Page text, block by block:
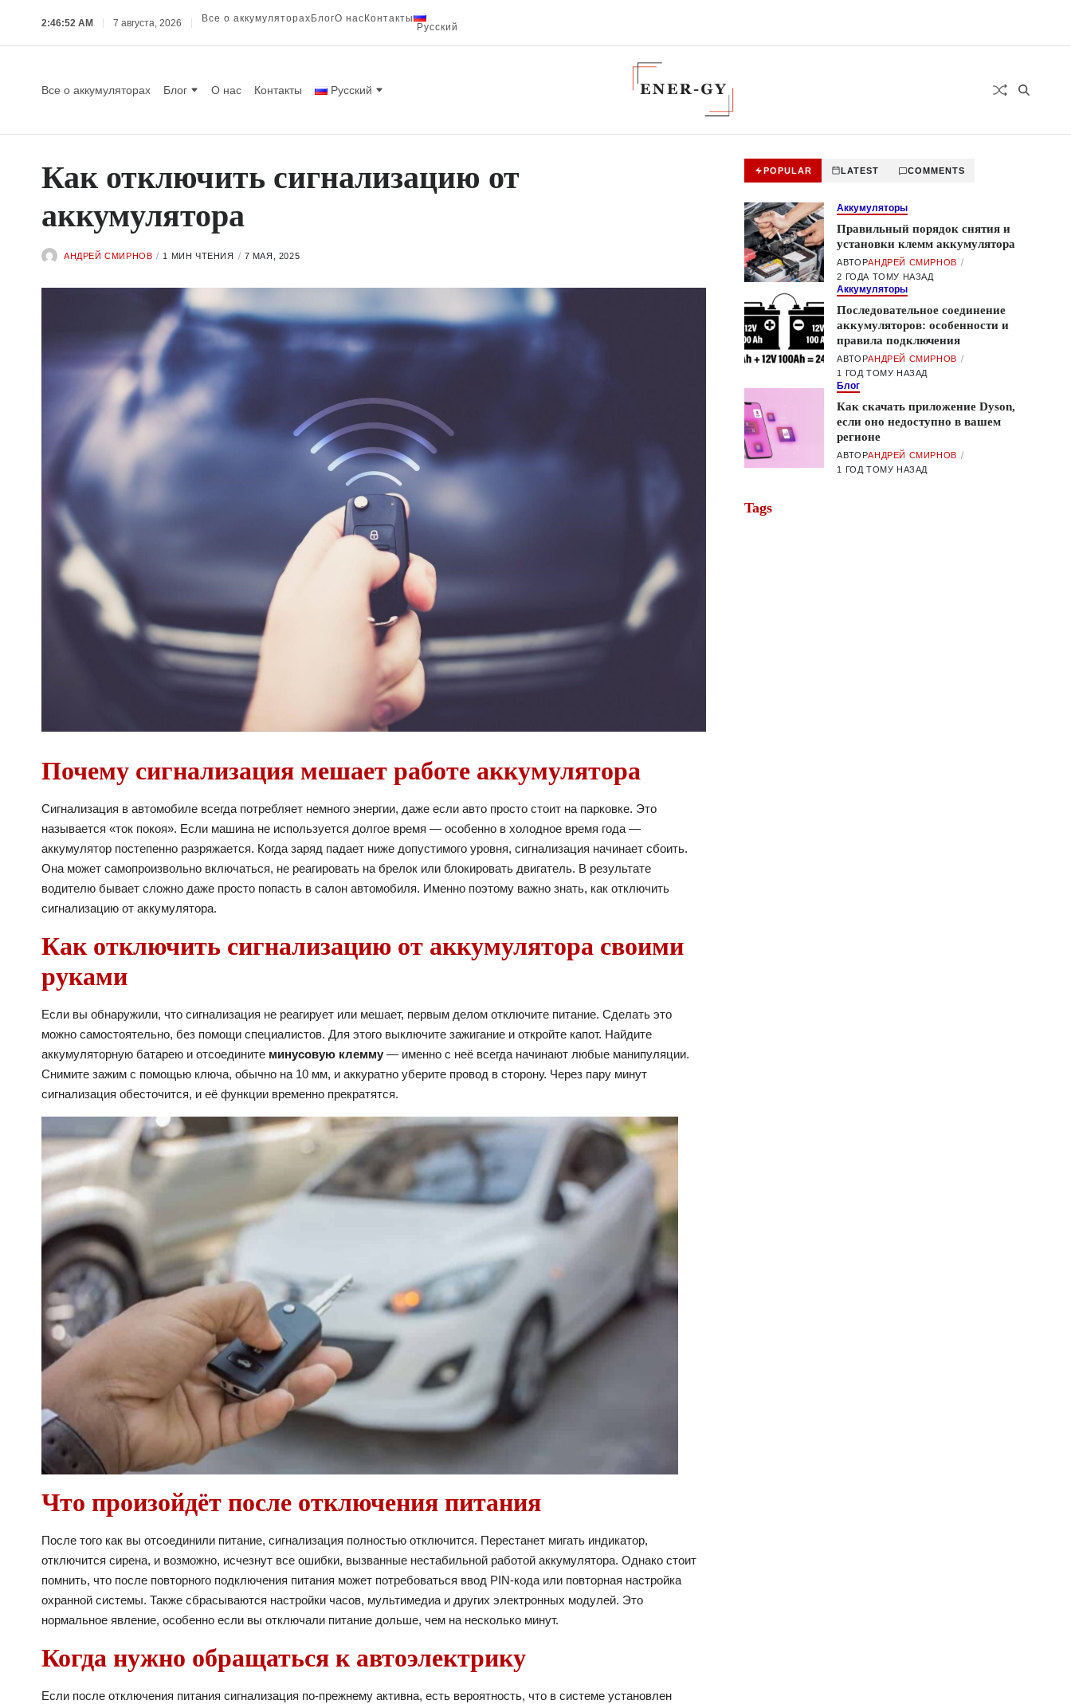
2:46:53 AM 7 августа, 2026 Все о аккумуляторах БлогО нас Контакты
Русский
Все о аккумуляторах Блог О нас Контакты Русский
Как отключить сигнализацию от
аккумулятора
АНДРЕЙ СМИРНОВ 1 МИН ЧТЕНИЯ 7 МАЯ, 2025
Почему сигнализация мешает работе аккумулятора
Сигнализация в автомобиле всегда потребляет немного энергии, даже если авто просто стоит на парковке. Это
называется «ток покоя». Если машина не используется долгое время — особенно в холодное время года —
аккумулятор постепенно разряжается. Когда заряд падает ниже допустимого уровня, сигнализация начинает сбоить.
Она может самопроизвольно включаться, не реагировать на брелок или блокировать двигатель. В результате
водителю бывает сложно даже просто попасть в салон автомобиля. Именно поэтому важно знать, как отключить
сигнализацию от аккумулятора.
Как отключить сигнализацию от аккумулятора своими
руками
Если вы обнаружили, что сигнализация не реагирует или мешает, первым делом отключите питание. Сделать это
можно самостоятельно, без помощи специалистов. Для этого выключите зажигание и откройте капот. Найдите
аккумуляторную батарею и отсоедините минусовую клемму — именно с неё всегда начинают любые манипуляции.
Снимите зажим с помощью ключа, обычно на 10 мм, и аккуратно уберите провод в сторону. Через пару минут
сигнализация обесточится, и её функции временно прекратятся.
Что произойдёт после отключения питания
После того как вы отсоединили питание, сигнализация полностью отключится. Перестанет мигать индикатор,
отключится сирена, и возможно, исчезнут все ошибки, вызванные нестабильной работой аккумулятора. Однако стоит
помнить, что после повторного подключения питания может потребоваться ввод PIN-кода или повторная настройка
охранной системы. Также сбрасываются настройки часов, мультимедиа и других электронных модулей. Это
нормальное явление, особенно если вы отключали питание дольше, чем на несколько минут.
Когда нужно обращаться к автоэлектрику
Если после отключения питания сигнализация по-прежнему активна, есть вероятность, что в системе установлен
POPULAR LATEST COMMENTS
Аккумуляторы
Правильный порядок снятия и
установки клемм аккумулятора
АВТОРАНДРЕЙ СМИРНОВ
2 ГОДА ТОМУ НАЗАД
Аккумуляторы
Последовательное соединение
аккумуляторов: особенности и
правила подключения
АВТОРАНДРЕЙ СМИРНОВ
1 ГОД ТОМУ НАЗАД
Блог
Как скачать приложение Dyson,
если оно недоступно в вашем
регионе
АВТОРАНДРЕЙ СМИРНОВ
1 ГОД ТОМУ НАЗАД
Tags